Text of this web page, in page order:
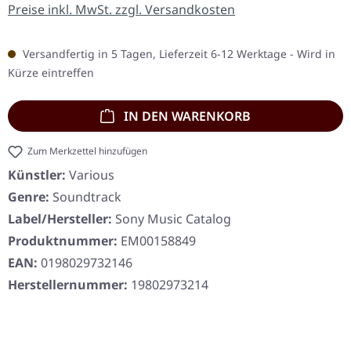
Preise inkl. MwSt. zzgl. Versandkosten
Versandfertig in 5 Tagen, Lieferzeit 6-12 Werktage - Wird in
Kürze eintreffen
IN DEN WARENKORB
Zum Merkzettel hinzufügen
Künstler: Various
Genre: Soundtrack
Label/Hersteller: Sony Music Catalog
Produktnummer: EM00158849
EAN: 0198029732146
Herstellernummer: 19802973214